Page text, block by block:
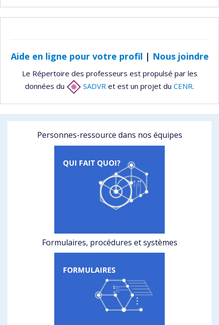
Aide en ligne pour votre profil | Nous joindre
Le Répertoire des professeurs est propulsé par les
données du
SADVR et est un projet du CENR.
Personnes-ressource dans nos équipes
Formulaires, procédures et systèmes